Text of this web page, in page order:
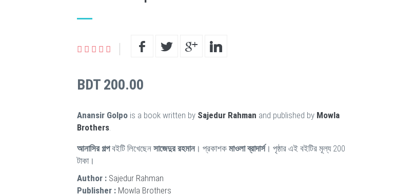
BDT 200.00
Anansir Golpo is a book written by Sajedur Rahman and published by Mowla
Brothers.
আনাসির গল্পবইটি লিখেছেন সাজেদুর রহমান। প্রকাশক মাওলা ব্রাদার্স। পৃষ্ঠার এই বইটির মূল্য 200
টাকা।
Author : Sajedur Rahman
Publisher : Mowla Brothers